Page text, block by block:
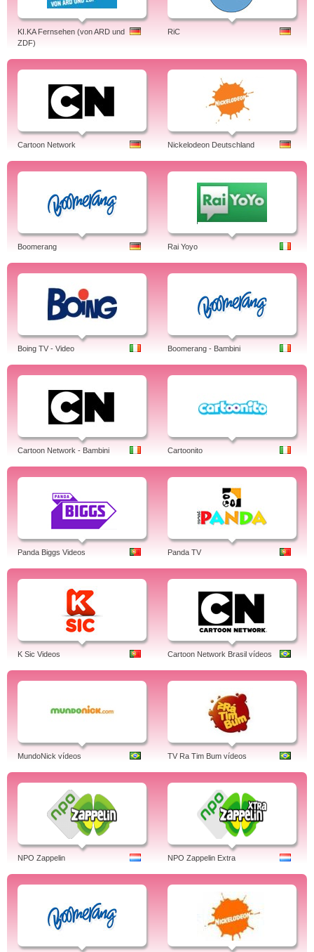
KI.KA Fernsehen (von ARD und
ZDF)
RiC
Cartoon Network Nickelodeon Deutschland
Boomerang Rai Yoyo
Boing TV - Video Boomerang - Bambini
Cartoon Network - Bambini Cartoonito
Panda Biggs Videos Panda TV
K Sic Videos Cartoon Network Brasil vídeos
MundoNick vídeos TV Ra Tim Bum vídeos
NPO Zappelin NPO Zappelin Extra